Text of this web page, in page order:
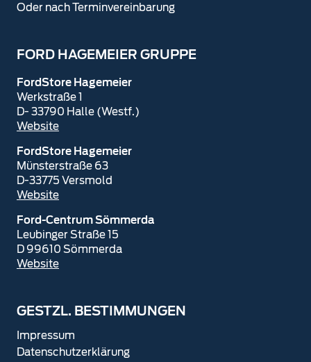
Oder nach Terminvereinbarung
FORD HAGEMEIER GRUPPE
FordStore Hagemeier
Werkstraße 1
D- 33790 Halle (Westf.)
Website
FordStore Hagemeier
Münsterstraße 63
D-33775 Versmold
Website
Ford-Centrum Sömmerda
Leubinger Straße 15
D 99610 Sömmerda
Website
GESTZL. BESTIMMUNGEN
Impressum
Datenschutzerklärung